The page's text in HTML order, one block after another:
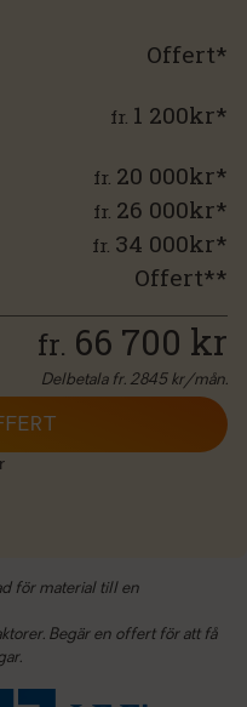
Offert*
fr. 1 200kr*
fr. 20 000kr*
fr. 26 000kr*
fr. 34 000kr*
Offert**
fr. 66 700 kr
Delbetala fr. 2845 kr/mån.
för material till en
Begär en offert för att få